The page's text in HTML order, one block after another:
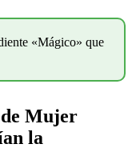
«Mágico» que
de Mujer
la